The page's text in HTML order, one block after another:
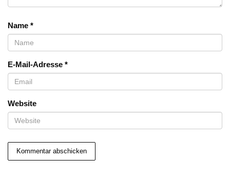
Name *
E-Mail-Adresse *
Website